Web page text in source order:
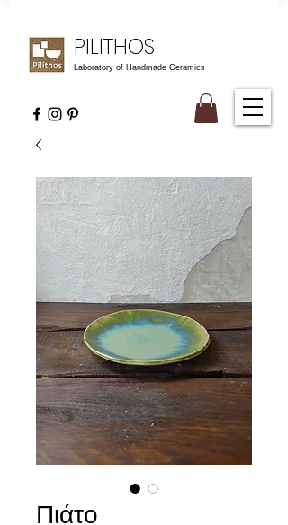
PILITHOS
Laboratory of Handmade Ceramics
Πιάτο